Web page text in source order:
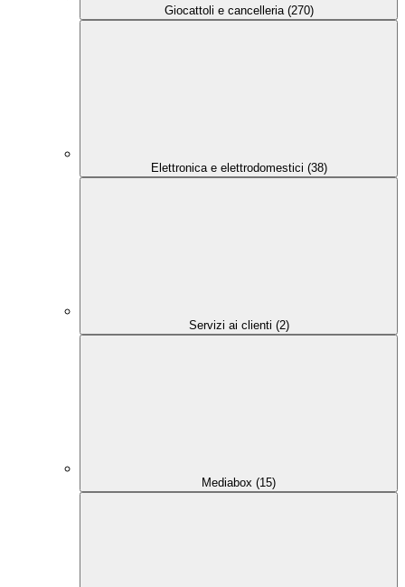
Giocattoli e cancelleria (270)
Elettronica e elettrodomestici (38)
Servizi ai clienti (2)
Mediabox (15)